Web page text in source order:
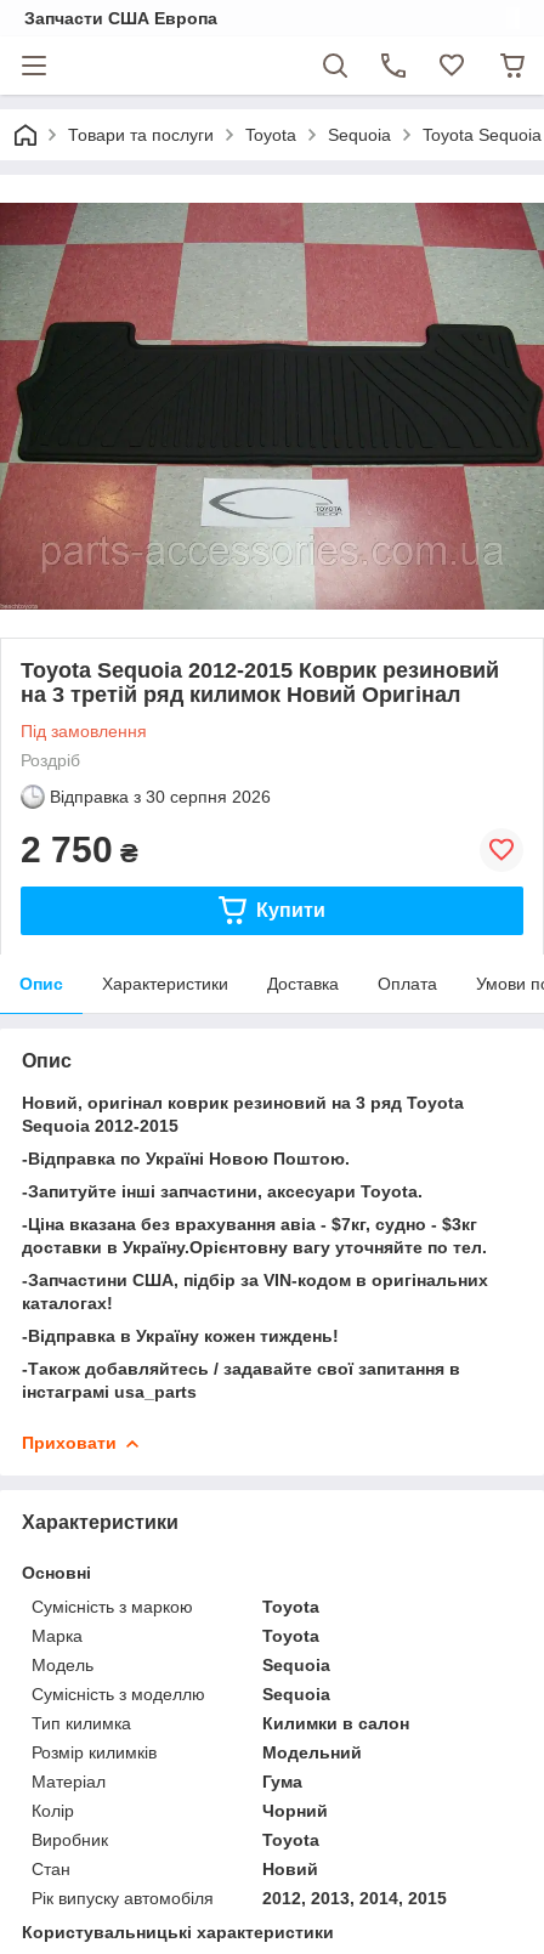
Запчасти США Европа
Товари та послуги Toyota Sequoia Toyota
Toyota Sequoia 2012-2015 Коврик резиновий
на 3 третій ряд килимок Новий Оригінал
Під замовлення
Роздріб
Відправка з 30 серпня 2026
2 750 ₴
Купити
Опис Характеристики Доставка Оплата Умови
Опис
Новий, оригінал коврик резиновий на 3 ряд Toyota
Sequoia 2012-2015
-Відправка по Україні Новою Поштою.
-Запитуйте інші запчастини, аксесуари Toyota.
-Ціна вказана без врахування авіа - $7кг, судно - $3кг
доставки в Україну.Орієнтовну вагу уточняйте по тел.
-Запчастини США, підбір за VIN-кодом в оригінальних
каталогах!
-Відправка в Україну кожен тиждень!
-Також добавляйтесь / задавайте свої запитання в
інстаграмі usa_parts
Приховати
Характеристики
Основні
Сумісність з маркою
Toyota
Марка
Toyota
Модель
Sequoia
Сумісність з моделлю
Sequoia
Тип килимка
Килимки в салон
Розмір килимків
Модельний
Матеріал
Гума
Колір
Чорний
Виробник
Toyota
Стан
Новий
Рік випуску автомобіля
2012, 2013, 2014, 2015
Користувальницькі характеристики